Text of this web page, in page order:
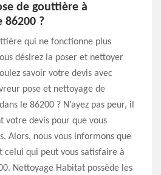
de gouttière à
86200 ?
qui ne fonctionne plus
désirez la poser et nettoyer
savoir votre devis avec
pose et nettoyage de
le 86200 ? N’ayez pas peur, il
votre devis pour que vous
Alors, nous vous informons que
celui qui peut vous satisfaire à
Nettoyage Habitat possède les